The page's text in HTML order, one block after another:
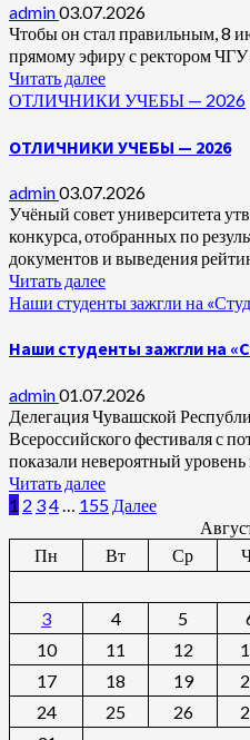
admin03.07.2026
Чтобы он стал правильным, 8
прямому эфиру с ректором
Читать далее
ОТЛИЧНИКИ УЧЕБЫ — 2026
ОТЛИЧНИКИ УЧЕБЫ — 2026
admin03.07.2026
Учёный совет университета
конкурса, отобранных по
документов и выведения
Читать далее
Наши студенты зажгли на
Наши студенты зажгли на
admin01.07.2026
Делегация Чувашской
Всероссийского фестиваля с
показали невероятный уровень
Читать далее
Пагинация
записей
1 2 34 155 Далее
Пн
Вт Ср
3
4 5
10
11 12
17
18 19
24
25 26